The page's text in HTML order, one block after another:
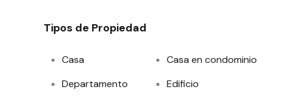
Tipos de Propiedad
Casa
Casa en condominio
Departamento
Edificio